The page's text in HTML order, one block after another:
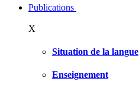
Publications
X
Situation de la langue
Enseignement